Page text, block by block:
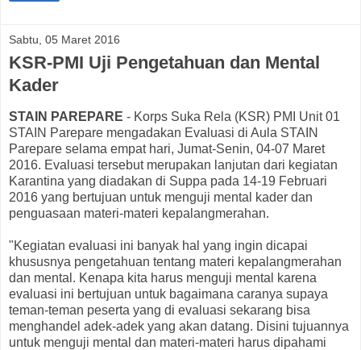
Sabtu, 05 Maret 2016
KSR-PMI Uji Pengetahuan dan Mental
Kader
STAIN PAREPARE - Korps Suka Rela (KSR) PMI Unit 01
STAIN Parepare mengadakan Evaluasi di Aula STAIN
Parepare selama empat hari, Jumat-Senin, 04-07 Maret
2016. Evaluasi tersebut merupakan lanjutan dari kegiatan
Karantina yang diadakan di Suppa pada 14-19 Februari
2016 yang bertujuan untuk menguji mental kader dan
penguasaan materi-materi kepalangmerahan.
"Kegiatan evaluasi ini banyak hal yang ingin dicapai
khususnya pengetahuan tentang materi kepalangmerahan
dan mental. Kenapa kita harus menguji mental karena
evaluasi ini bertujuan untuk bagaimana caranya supaya
teman-teman peserta yang di evaluasi sekarang bisa
menghandel adek-adek yang akan datang. Disini tujuannya
untuk menguji mental dan materi-materi harus dipahami